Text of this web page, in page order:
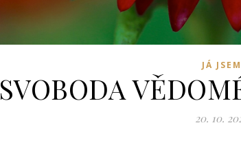
JÁ JSEM
SVOBODA
20. 10.